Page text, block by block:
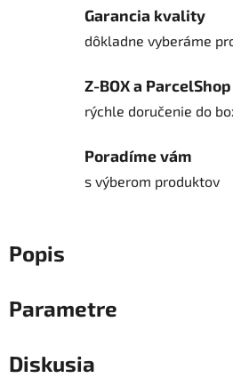
Garancia kvality
dôkladne vyberáme
Z-BOX a ParcelShop
rýchle doručenie do
Poradíme vám
s výberom produktov
Popis
Parametre
Diskusia